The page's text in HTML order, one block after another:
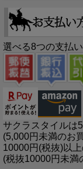
選べる8つの支払
サクラスタイルは
(5,000円未満のお
10000円(税抜)以
(税抜10000円未満